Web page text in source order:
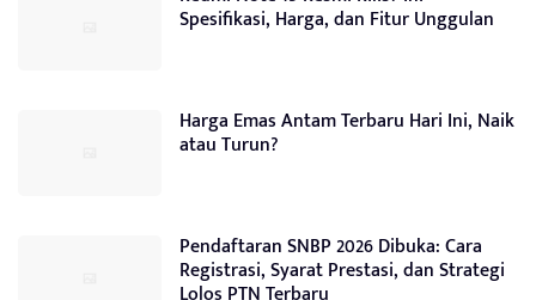
Spesifikasi, Harga, dan Fitur Unggulan
Harga Emas Antam Terbaru Hari Ini, Naik
atau Turun?
Pendaftaran SNBP 2026 Dibuka: Cara
Registrasi, Syarat Prestasi, dan Strategi